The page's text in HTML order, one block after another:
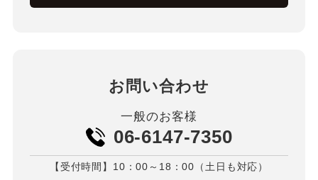
お問い合わせ
一般のお客様
06-6147-7350
【受付時間】10：00～18：00（土日も対応）